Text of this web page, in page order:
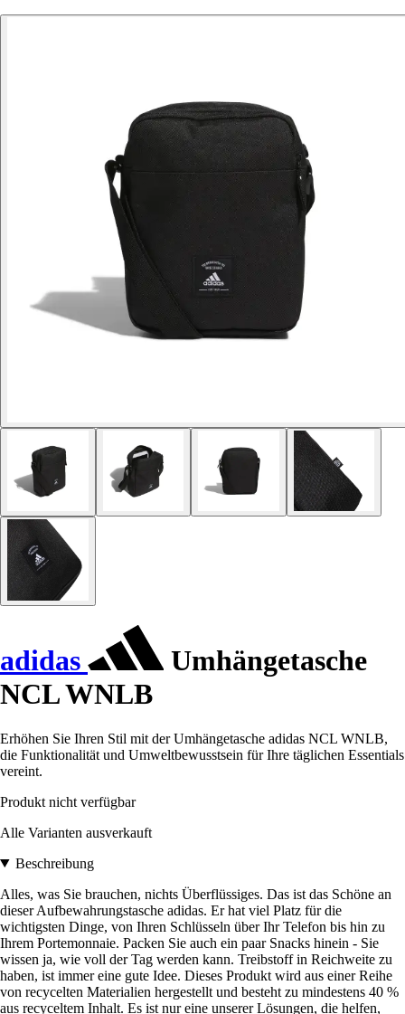
adidas
Umhängetasche
NCL WNLB
Erhöhen Sie Ihren Stil mit der Umhängetasche adidas NCL WNLB,
die Funktionalität und Umweltbewusstsein für Ihre täglichen Essentials
vereint.
Produkt nicht verfügbar
Alle Varianten ausverkauft
Beschreibung
Alles, was Sie brauchen, nichts Überflüssiges. Das ist das Schöne an
dieser Aufbewahrungstasche adidas. Er hat viel Platz für die
wichtigsten Dinge, von Ihren Schlüsseln über Ihr Telefon bis hin zu
Ihrem Portemonnaie. Packen Sie auch ein paar Snacks hinein - Sie
wissen ja, wie voll der Tag werden kann. Treibstoff in Reichweite zu
haben, ist immer eine gute Idee. Dieses Produkt wird aus einer Reihe
von recycelten Materialien hergestellt und besteht zu mindestens 40 %
aus recyceltem Inhalt. Es ist nur eine unserer Lösungen, die helfen,